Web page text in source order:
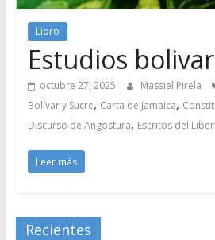
Libro
Estudios
octubre 27, 2025 Massiel Pirela
Bolívar y Sucre, Carta de Jamaica,
Discurso de Angostura, Escritos del
Leer más
Recientes